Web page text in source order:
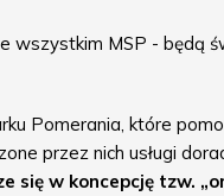
wszystkim MSP - będą
Pomerania, które
przez nich usługi
się w koncepcję tzw.